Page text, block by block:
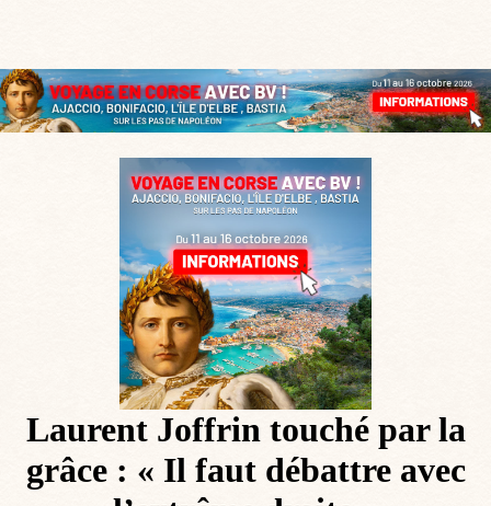
Laurent Joffrin touché par la
grâce : « Il faut débattre avec